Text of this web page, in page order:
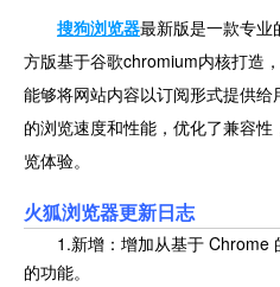
搜狗浏览器最新版是一款专业
方版基于谷歌chromium内核打造
能够将网站内容以订阅形式提供
的浏览速度和性能，优化了兼容
览体验。
火狐浏览器更新日志
1.新增：增加从基于 Chrome
的功能。